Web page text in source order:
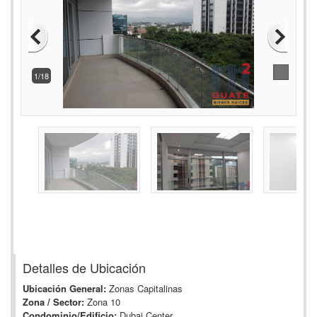
1/18
Detalles de Ubicación
Ubicación General: Zonas Capitalinas
Zona / Sector: Zona 10